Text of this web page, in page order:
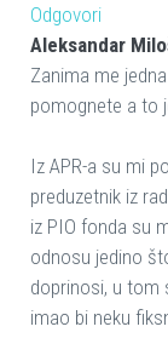
Odgovori
Aleksandar
Zanima me
pomognete a to
Iz APR-a su mi
preduzetnik iz
iz PIO fonda su
odnosu jedino
doprinosi, u tom
imao bi neku